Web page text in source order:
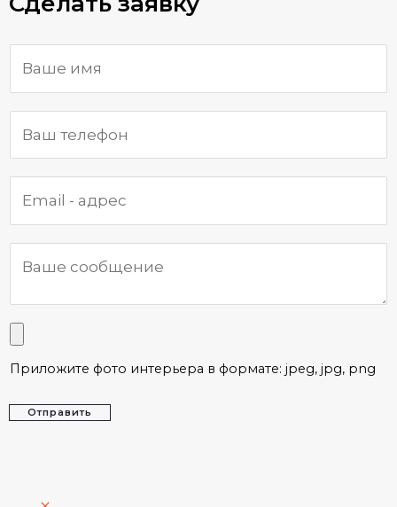
Приложите фото интерьера в формате: jpeg, jpg, png
Отправить